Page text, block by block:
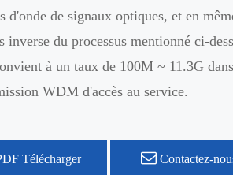
d'onde de signaux optiques, et en
inverse du processus mentionné ci-
à un taux de 100M ~ 11.3G
WDM d'accès au service.
Télécharger Contactez-